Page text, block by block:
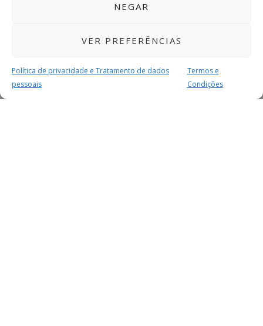
NEGAR
VER PREFERÊNCIAS
Política de privacidade e Tratamento de dados
pessoais
Termos e
Condições